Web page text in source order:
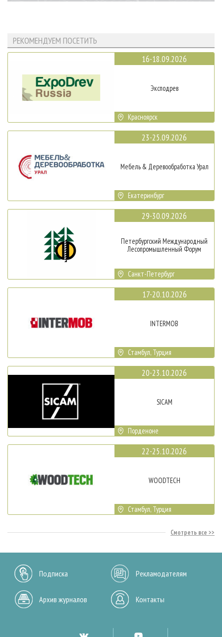
РЕКОМЕНДУЕМ ПОСЕТИТЬ
16-18.09.2026
Эксподрев
Красноярск
23-25.09.2026
Мебель & Деревообработка Урал
Екатеринбург
29-30.09.2026
Петербургский Международный
Лесопромышленный Форум
Санкт-Петербург
17-20.10.2026
INTERMOB
Стамбул, Турция
20-23.10.2026
SICAM
Порденоне
22-25.10.2026
WOODTECH
Стамбул, Турция
Смотреть все
Подписка Рекламодателям
Архив журналов Контакты